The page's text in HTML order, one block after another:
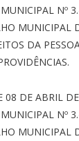
Nº
MUNICIPAL
DA
08 DE ABRIL
Nº
MUNICIPAL